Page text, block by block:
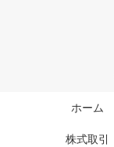
ホーム
株式取引